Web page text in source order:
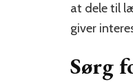
at dele til
giver
Sørg